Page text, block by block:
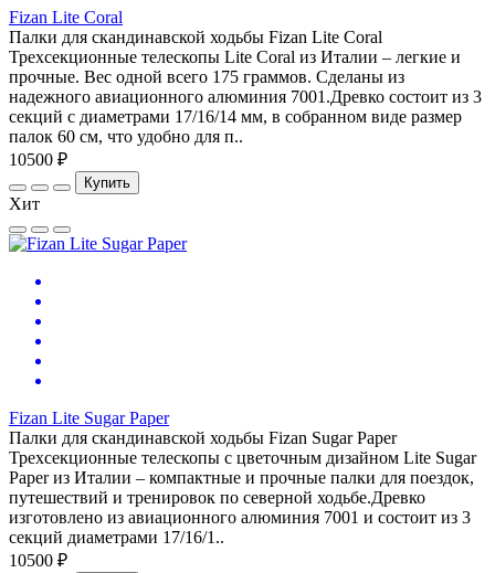
Fizan Lite Coral
Палки для скандинавской ходьбы Fizan Lite Coral
Трехсекционные телескопы Lite Coral из Италии – легкие и
прочные. Вес одной всего 175 граммов. Сделаны из
надежного авиационного алюминия 7001.Древко состоит из 3
секций с диаметрами 17/16/14 мм, в собранном виде размер
палок 60 см, что удобно для п..
10500 ₽
Купить
Хит
Fizan Lite Sugar Paper
Палки для скандинавской ходьбы Fizan Sugar Paper
Трехсекционные телескопы с цветочным дизайном Lite Sugar
Paper из Италии – компактные и прочные палки для поездок,
путешествий и тренировок по северной ходьбе.Древко
изготовлено из авиационного алюминия 7001 и состоит из 3
секций диаметрами 17/16/1..
10500 ₽